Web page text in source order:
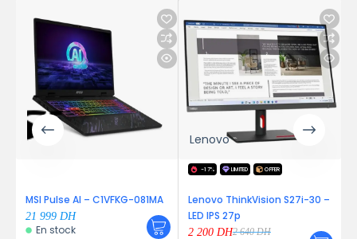
MSI Pulse AI – C1VFKG-081MA
21 999 DH
En stock
Lenovo
-17% LIMITED OFFER
Lenovo ThinkVision S27i-30 –
LED IPS 27p
2 640DH
2 200 DH